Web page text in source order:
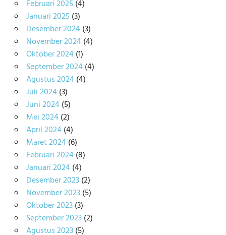
Februari 2025(4)
Januari 2025(3)
Desember 2024(3)
November 2024(4)
Oktober 2024(1)
September 2024(4)
Agustus 2024(4)
Juli 2024(3)
Juni 2024(5)
Mei 2024(2)
April 2024(4)
Maret 2024(6)
Februari 2024(8)
Januari 2024(4)
Desember 2023(2)
November 2023(5)
Oktober 2023(3)
September 2023(2)
Agustus 2023(5)